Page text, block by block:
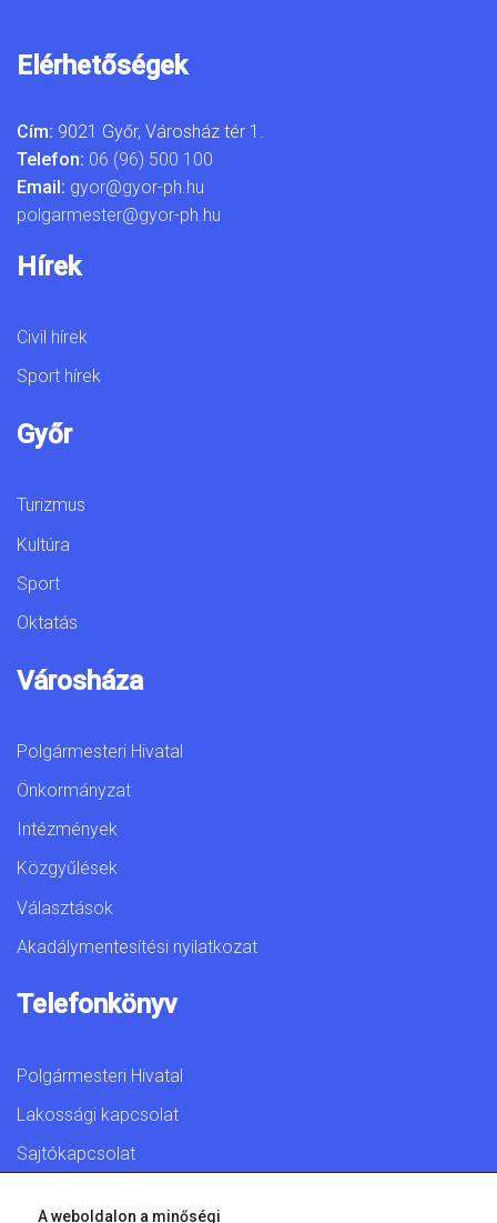
Elérhetőségek
Cím: 9021 Győr, Városház tér 1.
Telefon: 06 (96) 500 100
Email: gyor@gyor-ph.hu
polgarmester@gyor-ph.hu
Hírek
Civil hírek
Sport hírek
Győr
Turizmus
Kultúra
Sport
Oktatás
Városháza
Polgármesteri Hivatal
Önkormányzat
Intézmények
Közgyűlések
Választások
Akadálymentesítési nyilatkozat
Telefonkönyv
Polgármesteri Hivatal
Lakossági kapcsolat
Sajtókapcsolat
A weboldalon a minőségi